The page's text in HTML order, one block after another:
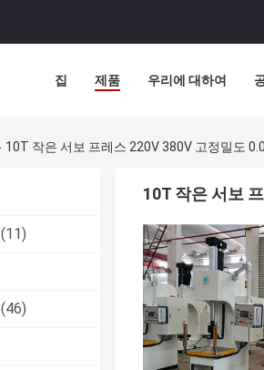
집 제품 우리에 대하여
10T 작은 서보 프레스 220V 380V 고정밀도
(11)
(46)
10T 작은 서보